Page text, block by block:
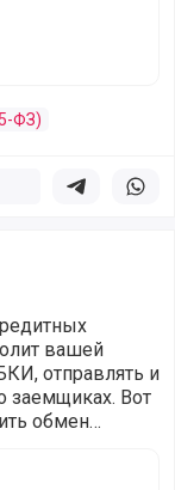
ФЗ)
Поделиться в
вашей
отправлять и
заемщиках. Вот
обмен
для лизинга